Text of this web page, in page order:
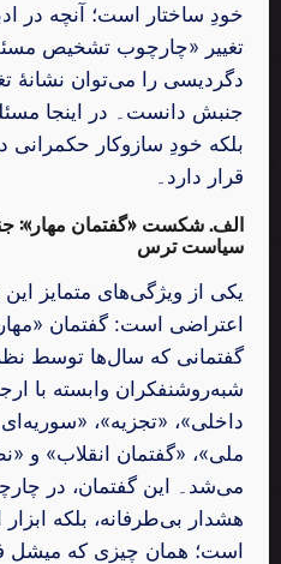
خودِ ساختار است؛ آنچه‌ در
تغییر «چارچوب تشخیص
دگردیسی را می‌توان نشانهٔ
جنبش دانست۔ در اینجا
بلکه خودِ سازوکار حکمرانی
قرار دارد۔
الف. شکست «گفتمان مهار»:
سیاست ترس
یکی از ویژگی‌های متمایز
اعتراضی است: گفتمان
گفتمانی که سال‌ها توسط
شبه‌روشنفکران وابسته با
داخلی»، «تجزیه»،
ملی»، «گفتمان انقلاب» و
می‌شد۔ این گفتمان، در
هشدار بی‌طرفانه، بلکه
است؛ همان چیزی که میشل